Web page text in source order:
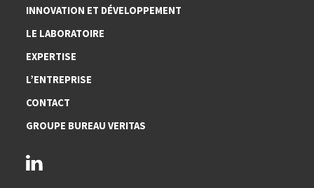
INNOVATION ET DÉVELOPPEMENT
LE LABORATOIRE
EXPERTISE
L’ENTREPRISE
CONTACT
GROUPE BUREAU VERITAS